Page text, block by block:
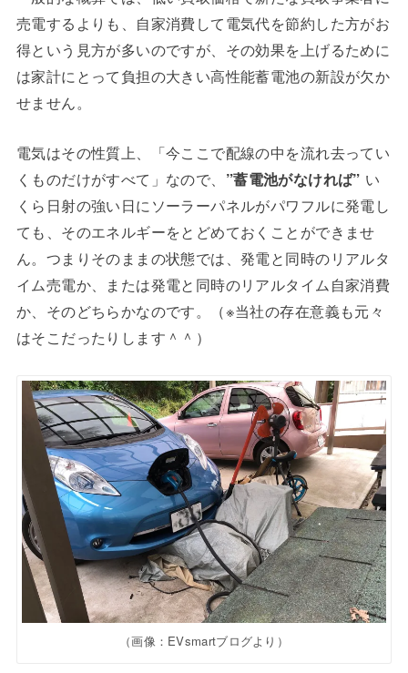
売電するよりも、自家消費して電気代を節約した方がお
得という見方が多いのですが、その効果を上げるために
は家計にとって負担の大きい高性能蓄電池の新設が欠か
せません。
電気はその性質上、「今ここで配線の中を流れ去ってい
くものだけがすべて」なので、 ”蓄電池がなければ” い
くら日射の強い日にソーラーパネルがパワフルに発電し
ても、そのエネルギーをとどめておくことができませ
ん。つまりそのままの状態では、発電と同時のリアルタ
イム売電か、または発電と同時のリアルタイム自家消費
か、そのどちらかなのです。（※当社の存在意義も元々
はそこだったりします＾＾）
（画像：EVsmartブログより）